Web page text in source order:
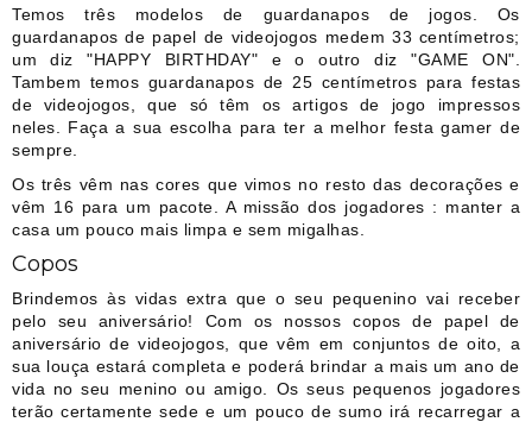
Temos três modelos de guardanapos de jogos. Os
guardanapos de papel de videojogos medem 33 centímetros;
um diz "HAPPY BIRTHDAY" e o outro diz "GAME ON".
Tambem temos guardanapos de 25 centímetros para festas
de videojogos, que só têm os artigos de jogo impressos
neles. Faça a sua escolha para ter a melhor festa gamer de
sempre.
Os três vêm nas cores que vimos no resto das decorações e
vêm 16 para um pacote. A missão dos jogadores : manter a
casa um pouco mais limpa e sem migalhas.
Copos
Brindemos às vidas extra que o seu pequenino vai receber
pelo seu aniversário! Com os nossos copos de papel de
aniversário de videojogos, que vêm em conjuntos de oito, a
sua louça estará completa e poderá brindar a mais um ano de
vida no seu menino ou amigo. Os seus pequenos jogadores
terão certamente sede e um pouco de sumo irá recarregar a